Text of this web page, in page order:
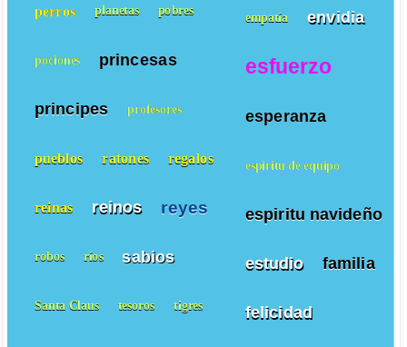
empatía envidia
esfuerzo
esperanza
espiritu de equipo
espiritu navideño
estudio familia
felicidad
perros planetas pobres
pociones princesas
principes profesores
pueblos ratones regalos
reinas reinos reyes
robos ríos sabios
Santa Claus tesoros tigres